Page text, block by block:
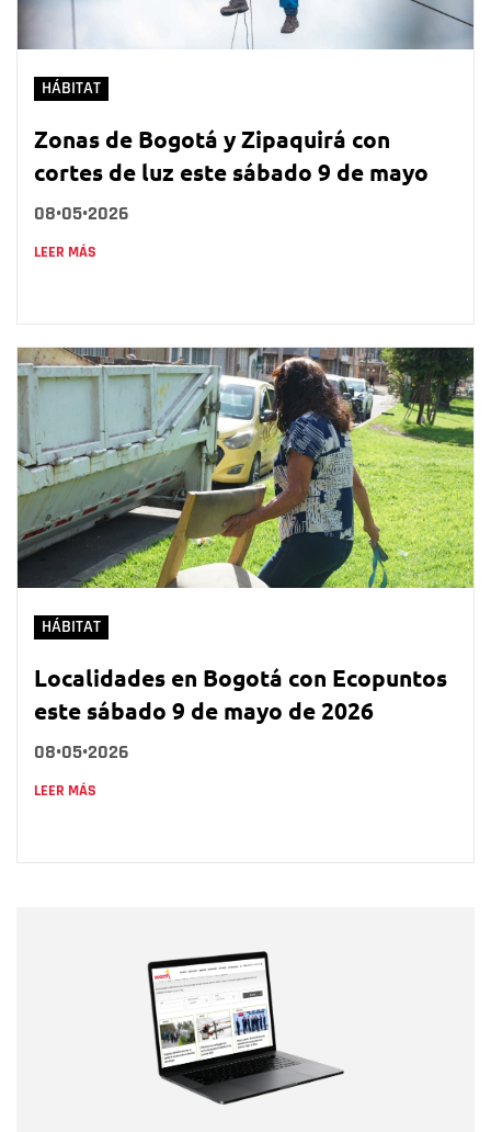
HÁBITAT
Zonas de Bogotá y Zipaquirá con
cortes de luz este sábado 9 de mayo
08•05•2026
LEER MÁS
HÁBITAT
Localidades en Bogotá con Ecopuntos
este sábado 9 de mayo de 2026
08•05•2026
LEER MÁS
Correo electrónico
Tipo de comentario